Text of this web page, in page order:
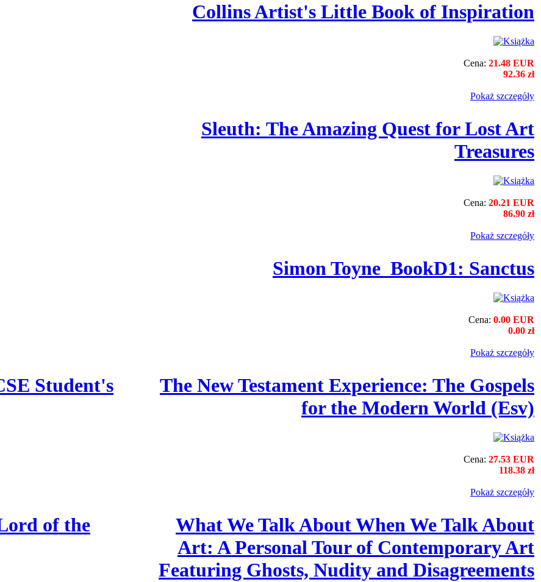
Collins Artist's Little Book of Inspiration
Cena: 21.48 EUR
92.36 zł
Pokaż szczegόły
Sleuth: The Amazing Quest for Lost Art
Treasures
Cena: 20.21 EUR
86.90 zł
Pokaż szczegόły
Simon Toyne_BookD1: Sanctus
Cena: 0.00 EUR
0.00 zł
Pokaż szczegόły
Student's
The New Testament Experience: The Gospels
for the Modern World (Esv)
Cena: 27.53 EUR
118.38 zł
Pokaż szczegόły
of the
What We Talk About When We Talk About
Art: A Personal Tour of Contemporary Art
Featuring Ghosts, Nudity and Disagreements